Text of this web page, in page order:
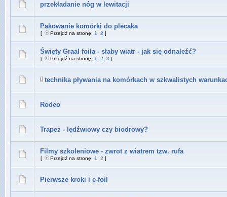
przekładanie nóg w lewitacji
Pakowanie komórki do plecaka
[ Przejdź na stronę: 1 2 ]
Święty Graal foila - słaby wiatr - jak się odnaleźć?
[ Przejdź na stronę: 1 2 3 ]
technika pływania na komórkach w szkwalistych
Rodeo
Trapez - lędźwiowy czy biodrowy?
Filmy szkoleniowe - zwrot z wiatrem tzw. rufa
[ Przejdź na stronę: 1 2 ]
Pierwsze kroki i e-foil